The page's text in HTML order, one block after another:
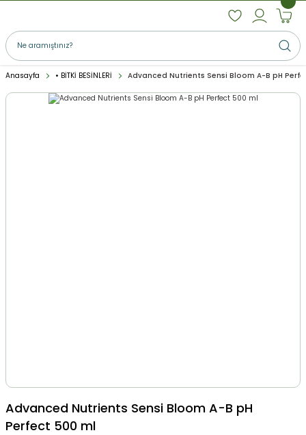
Anasayfa • BİTKİ BESİNLERİ Advanced Nutrients Sensi Bloom A-B pH
Advanced Nutrients Sensi Bloom A-B pH
Perfect 500 ml